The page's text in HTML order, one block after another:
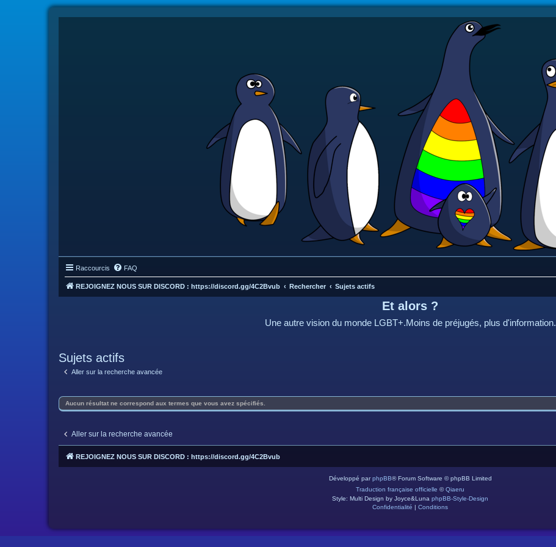
Raccourcis FAQ
REJOIGNEZ NOUS SUR DISCORD : https://discord.gg/4C2Bvub Rechercher Sujets actifs
Et alors ?
Une autre vision du monde LGBT+.Moins de préjugés, plus d'information.
Sujets actifs
Aller sur la recherche avancée
Aucun résultat ne correspond aux termes que vous avez spécifiés.
Aller sur la recherche avancée
REJOIGNEZ NOUS SUR DISCORD : https://discord.gg/4C2Bvub
Développé parphpBB® Forum Software © phpBB Limited
Traduction française officielle ©Qiaeru
Style: Multi Design by Joyce&Luna phpBB-Style-Design
Confidentialité | Conditions